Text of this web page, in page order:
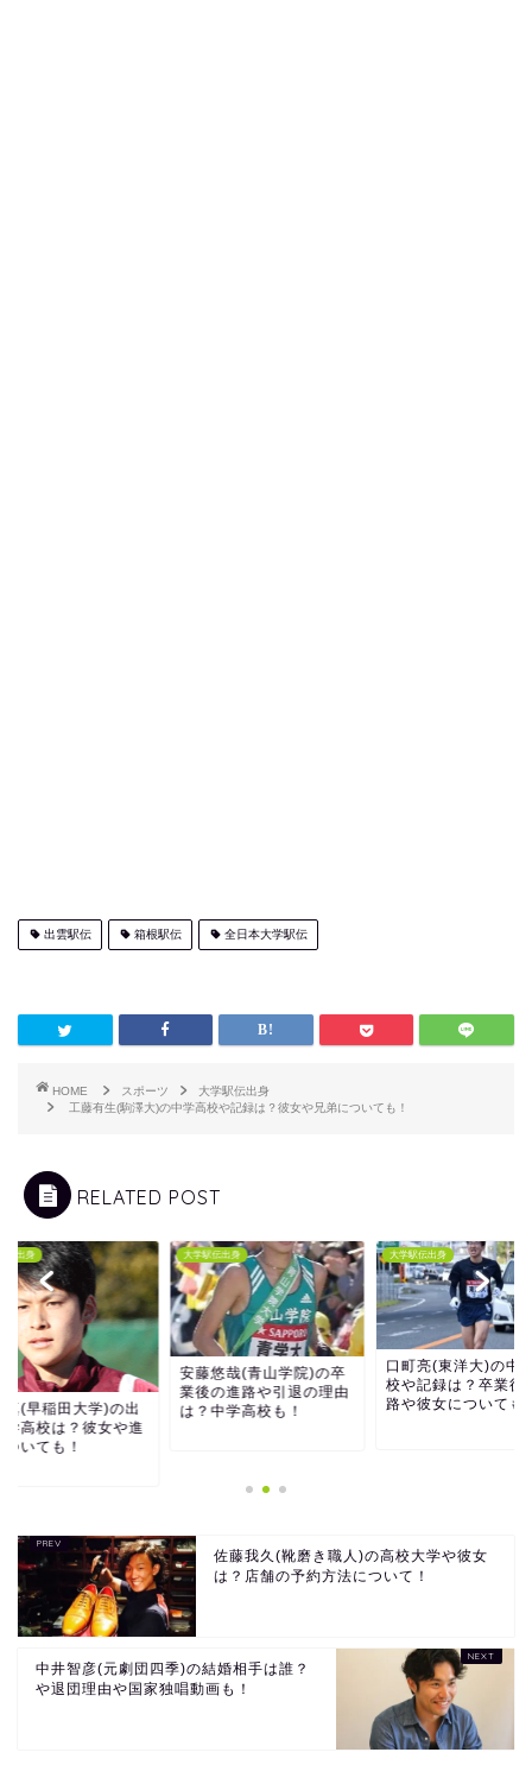
出雲駅伝 箱根駅伝 全日本大学駅伝
HOME スポーツ
大学駅伝出身
工藤有生(駒澤大)の中学高校や記録は？彼女や兄弟についても！
RELATED POST
伝出身
真(早稲田大学)の出
学高校は？彼女や進
ついても！
大学駅伝出身
安藤悠哉(青山学院)の卒
業後の進路や引退の理由
は？中学高校も！
大学駅伝出身
口町亮(東洋大)の中
校や記録は？卒業後
路や彼女についても
佐藤我久(靴磨き職人)の高校大学や彼女
は？店舗の予約方法について！
中井智彦(元劇団四季)の結婚相手は誰？
や退団理由や国家独唱動画も！